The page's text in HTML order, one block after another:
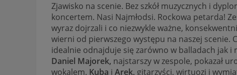
Zjawisko na scenie. Bez szkół muzycznych i
koncertem. Nasi Najmłodsi. Rockowa petarda!
wyraz dojrzali i co niezwykle ważne,
wierni od pierwszego występu na naszej scenie.
idealnie odnajduje się zarówno w balladach jak
Daniel Majorek, najstarszy w zespole, pokazał
wokalem. Kuba i Arek, gitarzyści, wirtuozi i